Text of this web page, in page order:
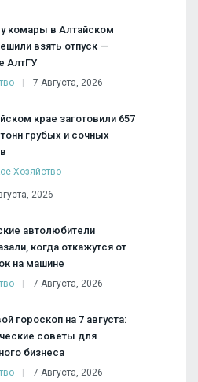
комары в Алтайском
взять отпуск —
АлтГУ
7 Августа, 2026
крае заготовили 657
грубых и сочных
Хозяйство
2026
автолюбители
когда откажутся от
на машине
7 Августа, 2026
гороскоп на 7 августа:
советы для
бизнеса
7 Августа, 2026